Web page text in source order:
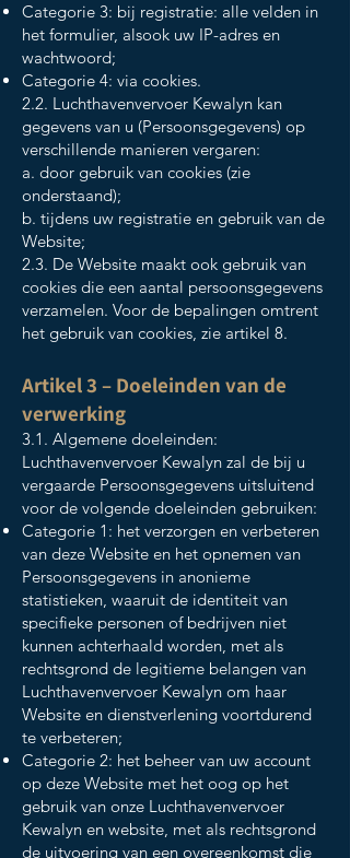
Categorie 3: bij registratie: alle velden in
het formulier, alsook uw IP-adres en
wachtwoord;
Categorie 4: via cookies.
2.2. Luchthavenvervoer Kewalyn kan
gegevens van u (Persoonsgegevens) op
verschillende manieren vergaren:
a. door gebruik van cookies (zie
onderstaand);
b. tijdens uw registratie en gebruik van de
Website;
2.3. De Website maakt ook gebruik van
cookies die een aantal persoonsgegevens
verzamelen. Voor de bepalingen omtrent
het gebruik van cookies, zie artikel 8.
Artikel 3 – Doeleinden van de
verwerking
3.1. Algemene doeleinden:
Luchthavenvervoer Kewalyn zal de bij u
vergaarde Persoonsgegevens uitsluitend
voor de volgende doeleinden gebruiken:
Categorie 1: het verzorgen en verbeteren
van deze Website en het opnemen van
Persoonsgegevens in anonieme
statistieken, waaruit de identiteit van
specifieke personen of bedrijven niet
kunnen achterhaald worden, met als
rechtsgrond de legitieme belangen van
Luchthavenvervoer Kewalyn om haar
Website en dienstverlening voortdurend
te verbeteren;
Categorie 2: het beheer van uw account
op deze Website met het oog op het
gebruik van onze Luchthavenvervoer
Kewalyn en website, met als rechtsgrond
de uitvoering van een overeenkomst die